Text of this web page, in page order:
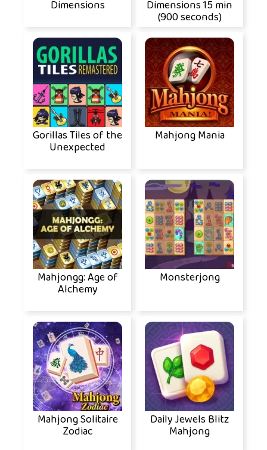
Mahjong Solitaire
Zodiac
Daily Jewels Blitz
Mahjong
Dimensions Dimensions 15 min
(900 seconds)
Gorillas Tiles of the
Unexpected
Mahjong Mania
Mahjongg: Age of
Alchemy
Monsterjong